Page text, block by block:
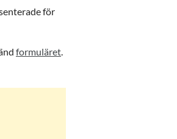
för
formuläret.